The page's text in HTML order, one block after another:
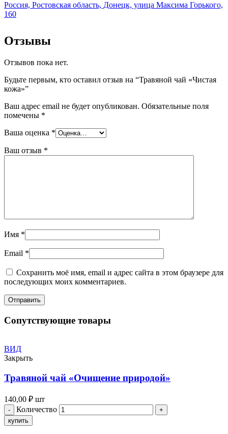
Россия, Ростовская область, Донецк, улица Максима Горького,
160
Отзывы
Отзывов пока нет.
Будьте первым, кто оставил отзыв на “Травяной чай «Чистая
кожа»”
Ваш адрес email не будет опубликован. Обязательные поля
помечены *
Ваша оценка *
Ваш отзыв *
Имя *
Email *
Сохранить моё имя, email и адрес сайта в этом браузере для
последующих моих комментариев.
Сопутствующие товары
ВИД
Закрыть
Травяной чай «Очищение природой»
140,00 ₽ шт
Количество
купить